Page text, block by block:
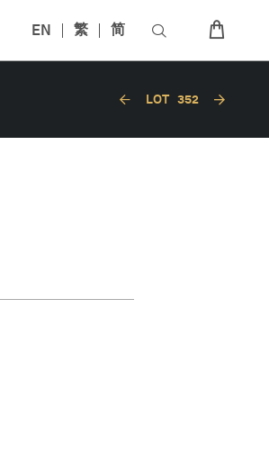
EN 繁 简
LOT 352